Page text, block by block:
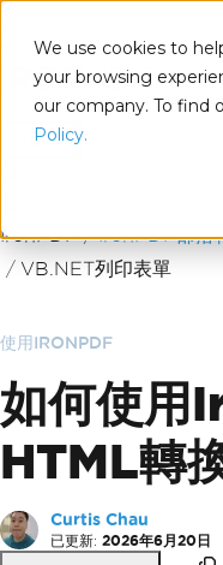
We use cookies to
your browsing
our company. To find
Policy.
.NET
跳至頁尾內容
IronPDF IronPDF部落
VB.NET列印表單
使用IRONPDF
如何使用
HTML轉
Curtis Chau
已更新: 2026年6月20日